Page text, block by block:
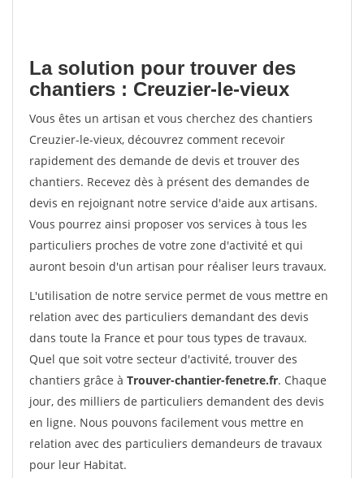
La solution pour trouver des
chantiers : Creuzier-le-vieux
Vous êtes un artisan et vous cherchez des chantiers
Creuzier-le-vieux, découvrez comment recevoir
rapidement des demande de devis et trouver des
chantiers. Recevez dès à présent des demandes de
devis en rejoignant notre service d'aide aux artisans.
Vous pourrez ainsi proposer vos services à tous les
particuliers proches de votre zone d'activité et qui
auront besoin d'un artisan pour réaliser leurs travaux.
L'utilisation de notre service permet de vous mettre en
relation avec des particuliers demandant des devis
dans toute la France et pour tous types de travaux.
Quel que soit votre secteur d'activité, trouver des
chantiers grâce à Trouver-chantier-fenetre.fr. Chaque
jour, des milliers de particuliers demandent des devis
en ligne. Nous pouvons facilement vous mettre en
relation avec des particuliers demandeurs de travaux
pour leur Habitat.